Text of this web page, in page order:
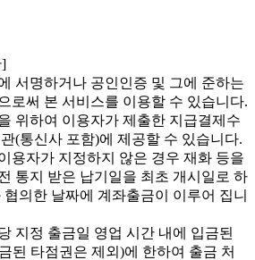
]
서명하거나 공인인증 및 그에 준하는
로써 본 서비스를 이용할 수 있습니다.
위하여 이용자가 제출한 지급결제수
(통신사 포함)에 제공할 수 있습니다.
용자가 지정하지 않은 경우 재화 등을
통지 받은 납기일을 최초 개시일로 하
의한 날짜에 계좌출금이 이루어 집니
지정 출금일 영업 시간 내에 입금된
된 타점권은 제외)에 한하여 출금 처